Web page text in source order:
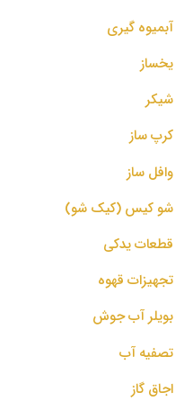
آبمیوه گیری
یخساز
شیکر
کرپ ساز
وافل ساز
شو کیس (کیک شو)
قطعات یدکی
تجهیزات قهوه
بویلر آب جوش
تصفیه آب
اجاق گاز